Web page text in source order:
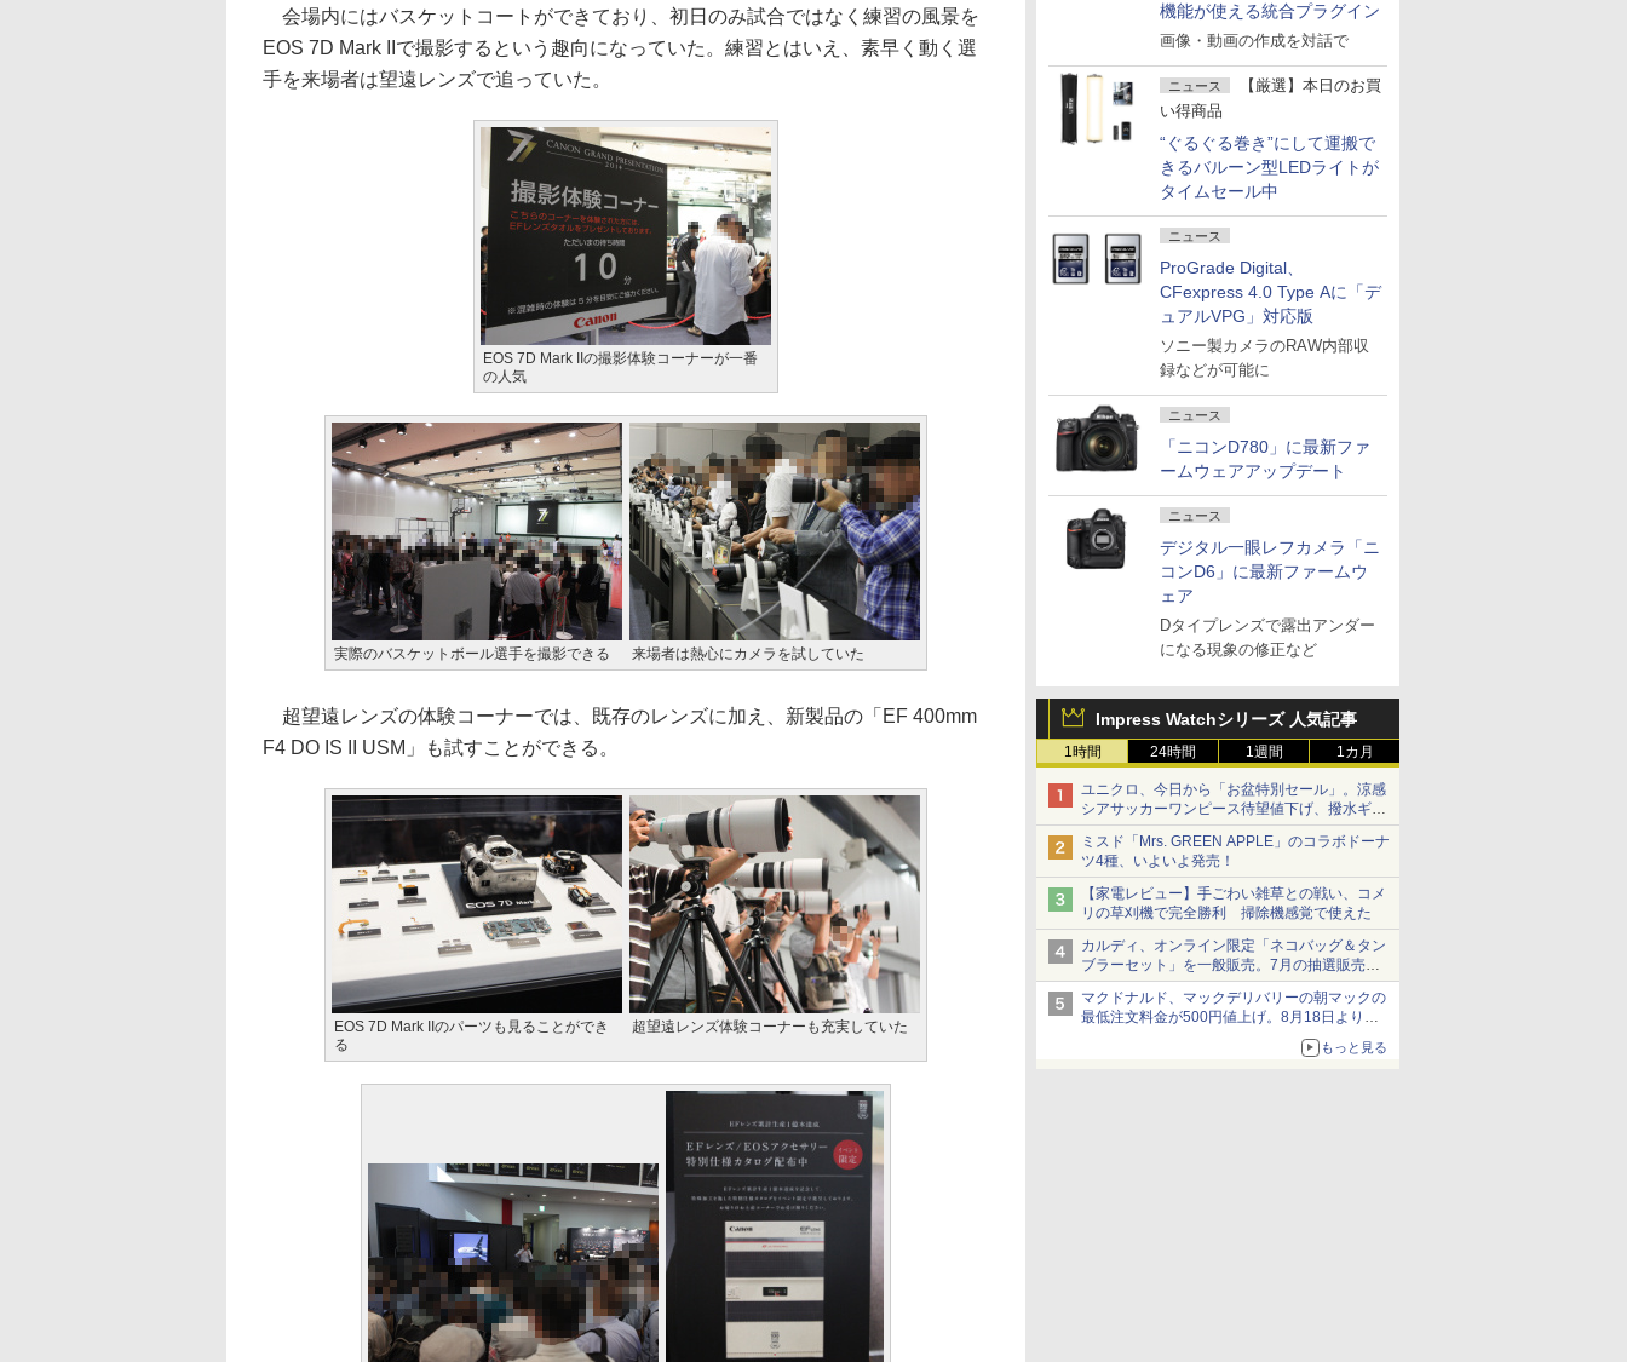
機能が使える統合プラグイン
画像・動画の作成を対話で
ニュース
【厳選】本日のお買
い得商品
“ぐるぐる巻き”にして運搬で
きるバルーン型LEDライトが
タイムセール中
ニュース
ProGrade Digital、
CFexpress 4.0 Type Aに「デ
ュアルVPG」対応版
ソニー製カメラのRAW内部収
録などが可能に
ニュース
「ニコンD780」に最新ファ
ームウェアアップデート
ニュース
デジタル一眼レフカメラ「ニ
コンD6」に最新ファームウ
ェア
Dタイプレンズで露出アンダー
になる現象の修正など
Impress Watchシリーズ 人気記事
1時間 24時間 1週間 1カ月
ユニクロ、今日から「お盆特別セール」。涼感
シアサッカーワンピース待望値下げ、撥水ギア
ショーツは1990円に
ミスド「Mrs. GREEN APPLE」のコラボドーナ
ツ4種、いよいよ発売！
【家電レビュー】手ごわい雑草との戦い、コメ
リの草刈機で完全勝利 掃除機感覚で使えた
カルディ、オンライン限定「ネコバッグ＆タン
ブラーセット」を一般販売。7月の抽選販売の
当選無効分
マクドナルド、マックデリバリーの朝マックの
最低注文料金が500円値上げ。8月18日より
もっと見る
会場内にはバスケットコートができており、初日のみ試合ではなく練習の風景を
EOS 7D Mark IIで撮影するという趣向になっていた。練習とはいえ、素早く動く選
手を来場者は望遠レンズで追っていた。
EOS 7D Mark IIの撮影体験コーナーが一番
の人気
実際のバスケットボール選手を撮影できる 来場者は熱心にカメラを試していた
超望遠レンズの体験コーナーでは、既存のレンズに加え、新製品の「EF 400mm
F4 DO IS II USM」も試すことができる。
EOS 7D Mark IIのパーツも見ることができ
る
超望遠レンズ体験コーナーも充実していた